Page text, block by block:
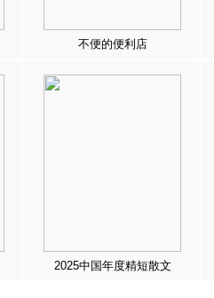
不便的便利店
2025中国年度精短散文